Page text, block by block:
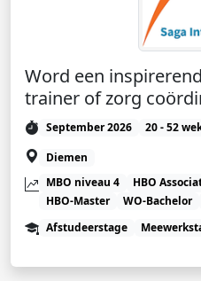
Word een
trainer of zorg
September 2026 20 - 52
Diemen
MBO niveau 4
HBO
HBO-Master
WO-Bachelor
Afstudeerstage